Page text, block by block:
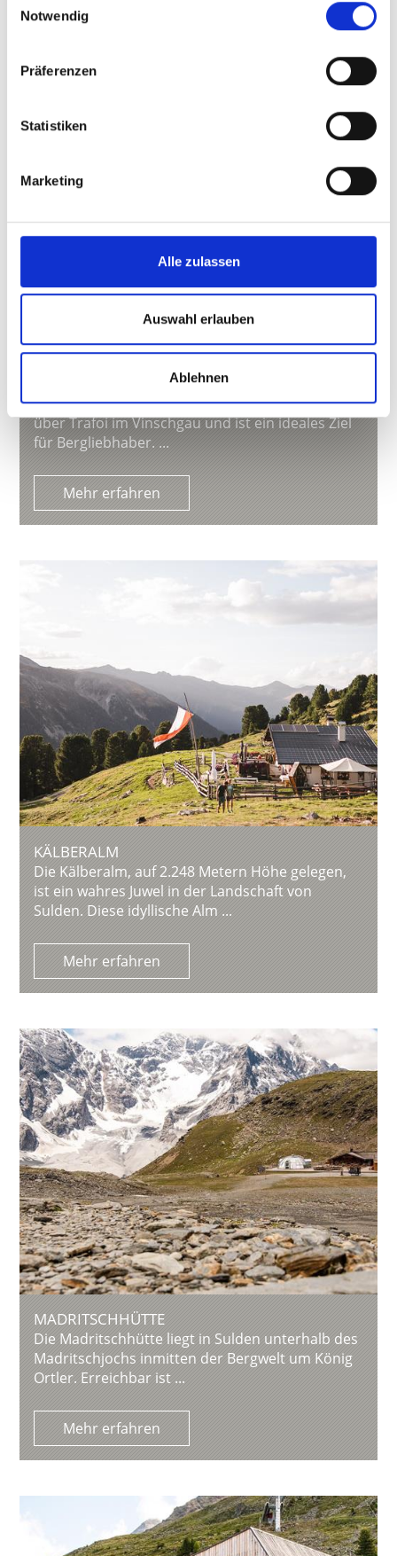
Notwendig
Präferenzen
Statistiken
Marketing
Alle zulassen
Auswahl erlauben
Ablehnen
Mehr erfahren
Die Furkelhütte liegt malerisch auf 2.153 Metern
über Trafoi im Vinschgau und ist ein ideales Ziel
für Bergliebhaber. ...
Mehr erfahren
KÄLBERALM
Die Kälberalm, auf 2.248 Metern Höhe gelegen,
ist ein wahres Juwel in der Landschaft von
Sulden. Diese idyllische Alm ...
Mehr erfahren
MADRITSCHHÜTTE
Die Madritschhütte liegt in Sulden unterhalb des
Madritschjochs inmitten der Bergwelt um König
Ortler. Erreichbar ist ...
Mehr erfahren